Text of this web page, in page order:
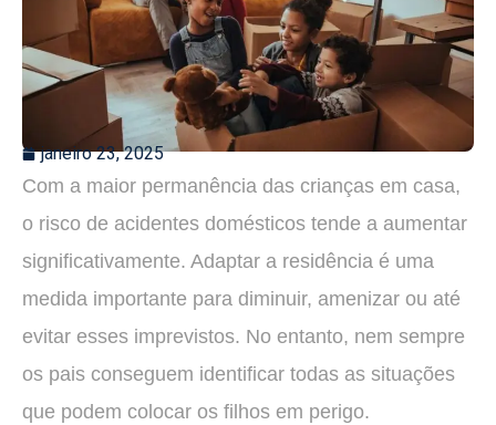
janeiro 23, 2025
Com a maior permanência das crianças em casa,
o risco de acidentes domésticos tende a aumentar
significativamente. Adaptar a residência é uma
medida importante para diminuir, amenizar ou até
evitar esses imprevistos. No entanto, nem sempre
os pais conseguem identificar todas as situações
que podem colocar os filhos em perigo.